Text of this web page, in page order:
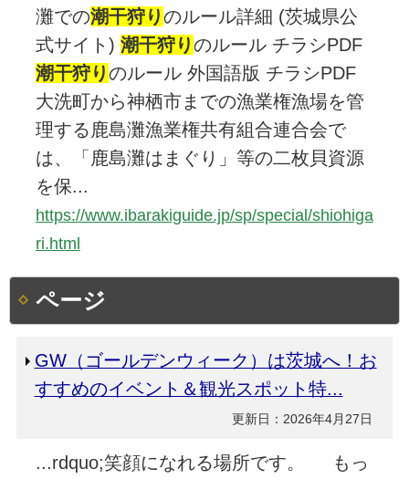
灘での潮干狩りのルール詳細 (茨城県公
式サイト) 潮干狩りのルール チラシPDF
潮干狩りのルール 外国語版 チラシPDF
大洗町から神栖市までの漁業権漁場を管
理する鹿島灘漁業権共有組合連合会で
は、「鹿島灘はまぐり」等の二枚貝資源
を保...
https://www.ibarakiguide.jp/sp/special/shiohiga
ri.html
ページ
GW（ゴールデンウィーク）は茨城へ！お
すすめのイベント＆観光スポット特...
更新日：2026年4月27日
...rdquo;笑顔になれる場所です。 もっ